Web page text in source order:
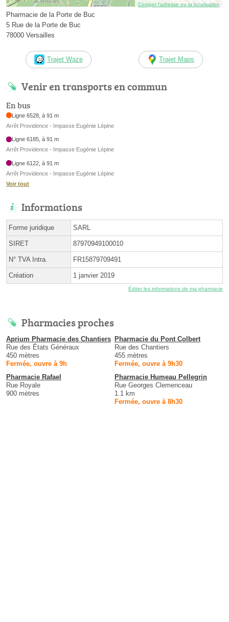
Corriger l’adresse ou la localisation
Pharmacie de la Porte de Buc
5 Rue de la Porte de Buc
78000 Versailles
Trajet Waze Trajet Maps
Venir en transports en commun
En bus
Ligne 6528, à 91 m
Arrêt Providence - Impasse Eugénie Lépine
Ligne 6185, à 91 m
Arrêt Providence - Impasse Eugénie Lépine
Ligne 6122, à 91 m
Arrêt Providence - Impasse Eugénie Lépine
Voir tout
Informations
Forme juridique SARL
SIRET 87970949100010
N° TVA Intra. FR15879709491
Création 1 janvier 2019
Éditer les informations de ma pharmacie
Pharmacies proches
Aprium Pharmacie des Chantiers
Rue des États Généraux
450 mètres
Fermée, ouvre à 9h
Pharmacie du Pont Colbert
Rue des Chantiers
455 mètres
Fermée, ouvre à 9h30
Pharmacie Rafael
Rue Royale
900 mètres
Pharmacie Humeau Pellegrin
Rue Georges Clemenceau
1.1 km
Fermée, ouvre à 8h30